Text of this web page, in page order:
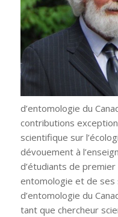
d’entomologie du
contributions
scientifique sur
dévouement à
d’étudiants de
entomologie et de ses
d’entomologie du
tant que chercheur